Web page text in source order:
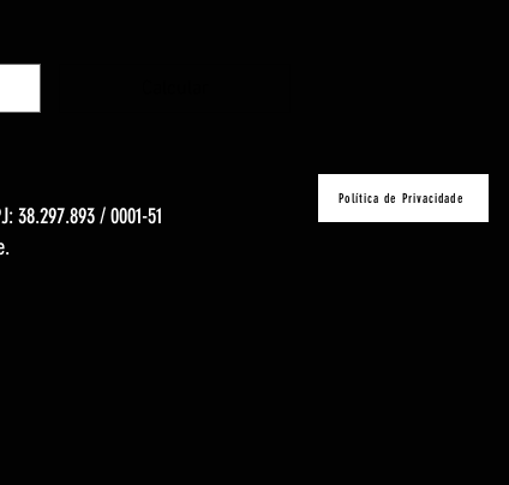
38.297.893 / 0001-51
Política de Privacidade